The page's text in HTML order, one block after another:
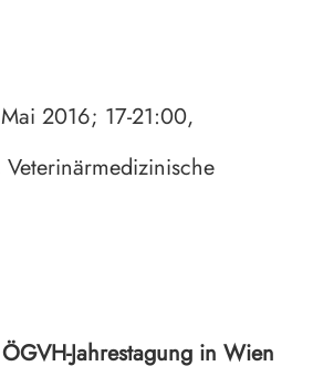
2016; 17-21:00,
Jahrestagung in Wien